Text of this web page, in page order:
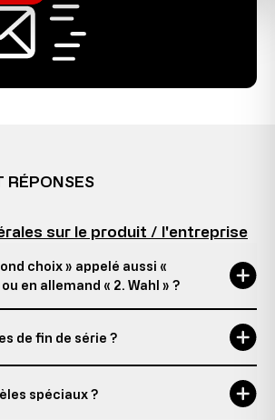
RÉPONSES
sur le produit / l'entreprise
choix » appelé aussi «
en allemand « 2. Wahl » ?
de fin de série ?
spéciaux ?